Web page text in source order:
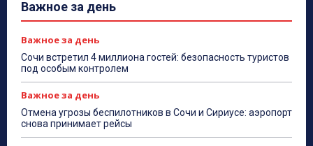
Важное за день
Важное за день
Сочи встретил 4 миллиона гостей: безопасность туристов
под особым контролем
Важное за день
Отмена угрозы беспилотников в Сочи и Сириусе: аэропорт
снова принимает рейсы